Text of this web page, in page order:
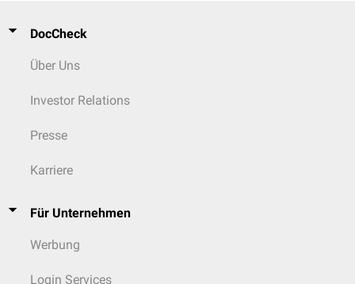
DocCheck
Über Uns
Investor Relations
Presse
Karriere
Für Unternehmen
Werbung
Login Services